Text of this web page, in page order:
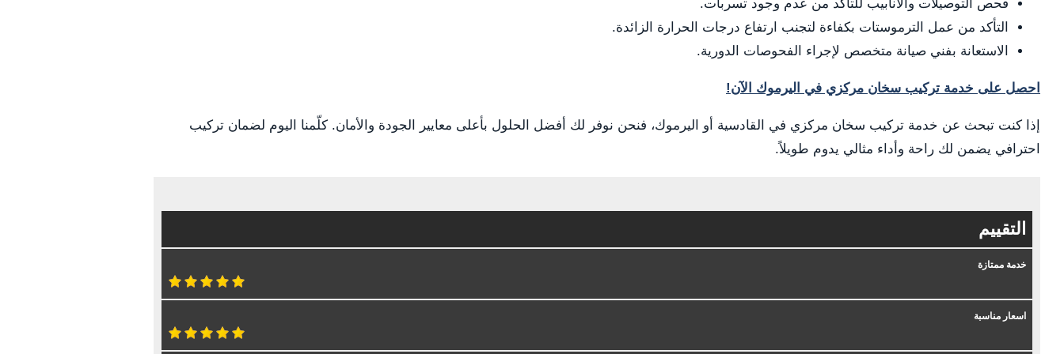
فحص التوصيلات والأنابيب للتأكد من عدم وجود تسربات.
التأكد من عمل الترموستات بكفاءة لتجنب ارتفاع درجات الحرارة الزائدة.
الاستعانة بفني صيانة متخصص لإجراء الفحوصات الدورية.
احصل على خدمة تركيب سخان مركزي في اليرموك الآن!
إذا كنت تبحث عن خدمة تركيب سخان مركزي في القادسية أو اليرموك، فنحن نوفر لك أفضل الحلول بأعلى معايير الجودة والأمان. كلّمنا اليوم لضمان تركيب
احترافي يضمن لك راحة وأداء مثالي يدوم طويلاً.
التقييم
خدمة ممتازة
اسعار مناسبة